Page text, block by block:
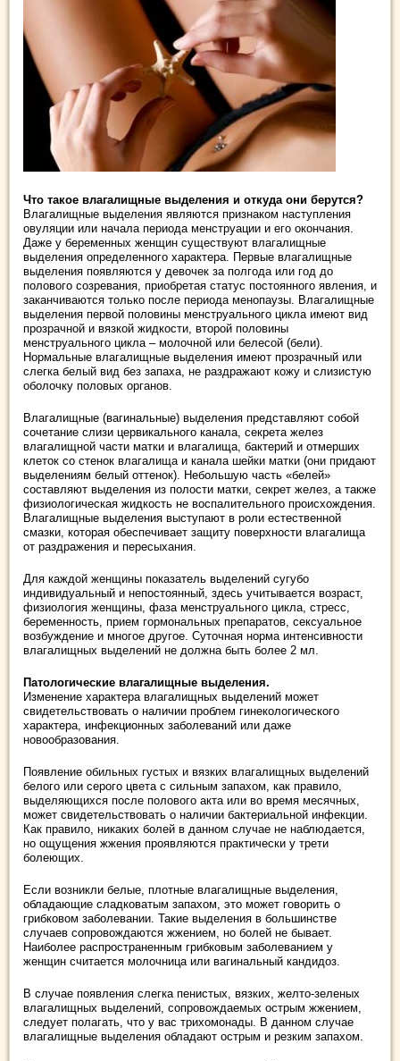
Что такое влагалищные выделения и откуда они берутся?
Влагалищные выделения являются признаком наступления
овуляции или начала периода менструации и его окончания.
Даже у беременных женщин существуют влагалищные
выделения определенного характера. Первые влагалищные
выделения появляются у девочек за полгода или год до
полового созревания, приобретая статус постоянного явления, и
заканчиваются только после периода менопаузы. Влагалищные
выделения первой половины менструального цикла имеют вид
прозрачной и вязкой жидкости, второй половины
менструального цикла – молочной или белесой (бели).
Нормальные влагалищные выделения имеют прозрачный или
слегка белый вид без запаха, не раздражают кожу и слизистую
оболочку половых органов.
Влагалищные (вагинальные) выделения представляют собой
сочетание слизи цервикального канала, секрета желез
влагалищной части матки и влагалища, бактерий и отмерших
клеток со стенок влагалища и канала шейки матки (они придают
выделениям белый оттенок). Небольшую часть «белей»
составляют выделения из полости матки, секрет желез, а также
физиологическая жидкость не воспалительного происхождения.
Влагалищные выделения выступают в роли естественной
смазки, которая обеспечивает защиту поверхности влагалища
от раздражения и пересыхания.
Для каждой женщины показатель выделений сугубо
индивидуальный и непостоянный, здесь учитывается возраст,
физиология женщины, фаза менструального цикла, стресс,
беременность, прием гормональных препаратов, сексуальное
возбуждение и многое другое. Суточная норма интенсивности
влагалищных выделений не должна быть более 2 мл.
Патологические влагалищные выделения.
Изменение характера влагалищных выделений может
свидетельствовать о наличии проблем гинекологического
характера, инфекционных заболеваний или даже
новообразования.
Появление обильных густых и вязких влагалищных выделений
белого или серого цвета с сильным запахом, как правило,
выделяющихся после полового акта или во время месячных,
может свидетельствовать о наличии бактериальной инфекции.
Как правило, никаких болей в данном случае не наблюдается,
но ощущения жжения проявляются практически у трети
болеющих.
Если возникли белые, плотные влагалищные выделения,
обладающие сладковатым запахом, это может говорить о
грибковом заболевании. Такие выделения в большинстве
случаев сопровождаются жжением, но болей не бывает.
Наиболее распространенным грибковым заболеванием у
женщин считается молочница или вагинальный кандидоз.
В случае появления слегка пенистых, вязких, желто-зеленых
влагалищных выделений, сопровождаемых острым жжением,
следует полагать, что у вас трихомонады. В данном случае
влагалищные выделения обладают острым и резким запахом.